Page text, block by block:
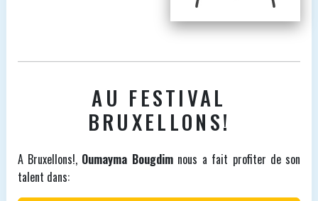
AU FESTIVAL
BRUXELLONS!
A Bruxellons!, Oumayma Bougdimnous a fait profiter de son
talent dans: